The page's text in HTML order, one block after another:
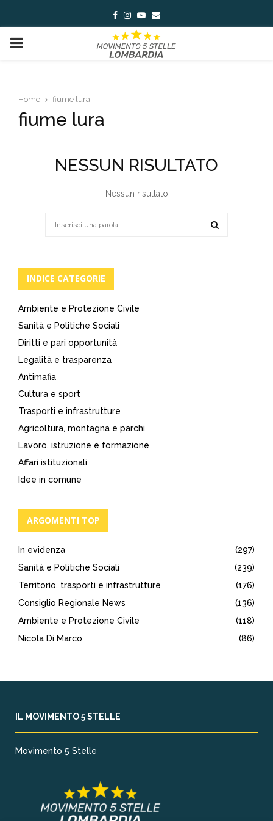
Facebook
Instagram
Youtube
Email
PRIMARY
Home fiume lura
fiume lura
NESSUN RISULTATO
Nessun risultato
INDICE CATEGORIE
Ambiente e Protezione Civile
Sanità e Politiche Sociali
Diritti e pari opportunità
Legalità e trasparenza
Antimafia
Cultura e sport
Trasporti e infrastrutture
Agricoltura, montagna e parchi
Lavoro, istruzione e formazione
Affari istituzionali
Idee in comune
ARGOMENTI TOP
In evidenza
(297)
Sanità e Politiche Sociali
(239)
Territorio, trasporti e infrastrutture
(176)
Consiglio Regionale News
(136)
Ambiente e Protezione Civile
(118)
Nicola Di Marco
(86)
IL MOVIMENTO 5 STELLE
Movimento 5 Stelle